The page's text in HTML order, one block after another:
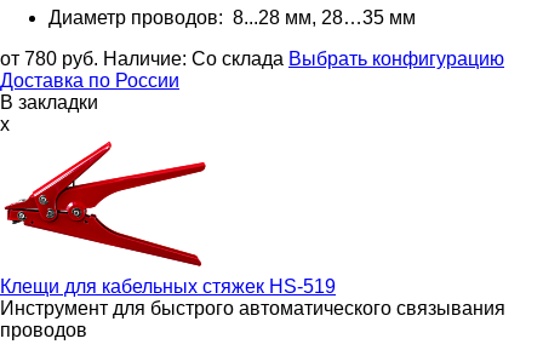
Диаметр проводов: 8...28 мм, 28…35 мм
от 780 руб. Наличие: Со склада Выбрать конфигурацию
Доставка по России
В закладки
x
Клещи для кабельных стяжек HS-519
Инструмент для быстрого автоматического связывания
проводов